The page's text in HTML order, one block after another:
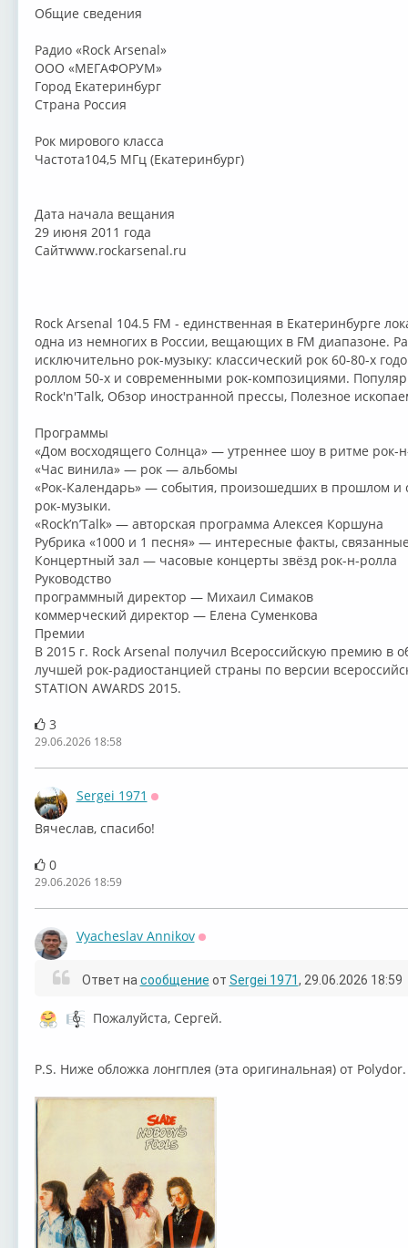
Общие сведения
Радио «Rock Arsenal»
ООО «МЕГАФОРУМ»
Город Екатеринбург
Страна Россия
Рок мирового класса
Частота104,5 МГц (Екатеринбург)
Дата начала вещания
29 июня 2011 года
Сайтwww.rockarsenal.ru
Rock Arsenal 104.5 FM - единственная в Екатеринбурге
одна из немногих в России, вещающих в FM диапазоне.
исключительно рок-музыку: классический рок 60-80-х
роллом 50-х и современными рок-композициями.
Rock'n'Talk, Обзор иностранной прессы, Полезное
Программы
«Дом восходящего Солнца» — утреннее шоу в ритме рок-
«Час винила» — рок — альбомы
«Рок-Календарь» — события, произошедших в прошлом
рок-музыки.
«Rock’n’Talk» — авторская программа Алексея Коршуна
Рубрика «1000 и 1 песня» — интересные факты,
Концертный зал — часовые концерты звёзд рок-н-ролла
Руководство
программный директор — Михаил Симаков
коммерческий директор — Елена Суменкова
Премии
В 2015 г. Rock Arsenal получил Всероссийскую премию в
лучшей рок-радиостанцией страны по версии
STATION AWARDS 2015.
3
29.06.2026 18:58
Sergei 1971
Вячеслав, спасибо!
0
29.06.2026 18:59
Vyacheslav Annikov
Ответ на сообщение от Sergei 1971, 29.06.2026 18:59
Пожалуйста, Сергей.
P.S. Ниже обложка лонгплея (эта оригинальная) от Polydor.